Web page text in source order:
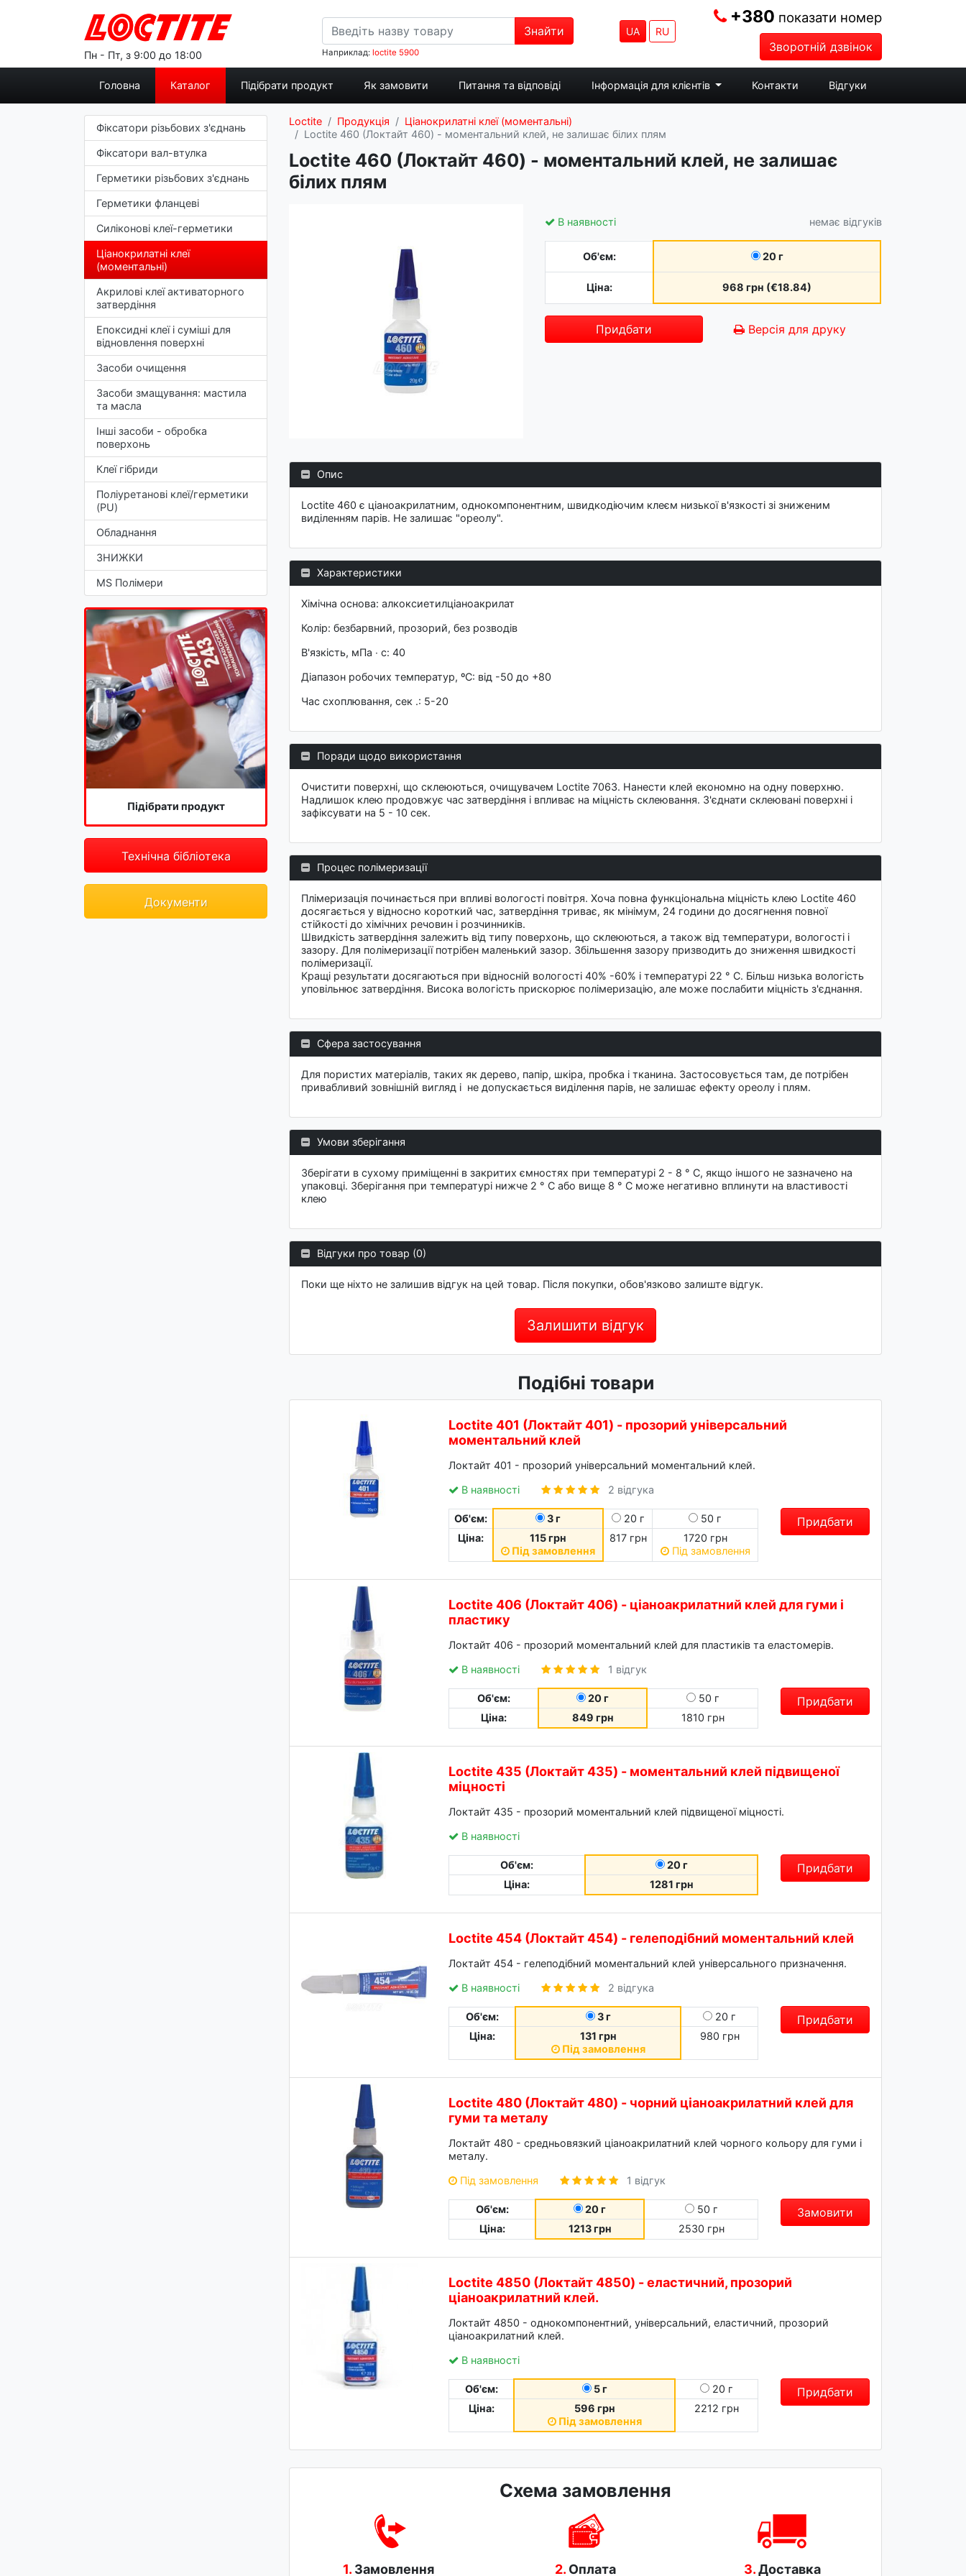
Пн - Пт, з 9:00 до 18:00
Знайти
Наприклад: loctite 5900
UA RU
+380 показати номер
Зворотній дзвінок
Головна Каталог Підібрати продукт Як замовити Питання та відповіді Інформація для клієнтів Контакти Відгуки
Фіксатори різьбових з'єднань
Фіксатори вал-втулка
Герметики різьбових з'єднань
Герметики фланцеві
Силіконові клеї-герметики
Ціанокрилатні клеї
(моментальні)
Акрилові клеї активаторного
затвердіння
Епоксидні клеї і суміші для
відновлення поверхні
Засоби очищення
Засоби змащування: мастила
та масла
Інші засоби - обробка
поверхонь
Клеї гібриди
Поліуретанові клеї/герметики
(PU)
Обладнання
ЗНИЖКИ
MS Полімери
Підібрати продукт
Технічна бібліотека
Документи
Loctite Продукція
Ціанокрилатні клеї (моментальні)
Loctite 460 (Локтайт 460) - моментальний клей, не залишає білих плям
Loctite 460 (Локтайт 460) - моментальний клей, не залишає
білих плям
немає відгуків
В наявності
Об'єм: 20 г
Ціна: 968 грн (€18.84)
Придбати Версія для друку
Опис
Loctite 460 є ціаноакрилатним, однокомпонентним, швидкодіючим клеєм низької в'язкості зі зниженим
виділенням парів. Не залишає "ореолу".
Характеристики
Хімічна основа: алкоксиетилціаноакрилат
Колір: безбарвний, прозорий, без розводів
В'язкість, мПа ∙ c: 40
Діапазон робочих температур, ºC: від -50 до +80
Час схоплювання, сек .: 5-20
Поради щодо використання
Очистити поверхні, що склеюються, очищувачем Loctite 7063. Нанести клей економно на одну поверхню.
Надлишок клею продовжує час затвердіння і впливає на міцність склеювання. З'єднати склеювані поверхні і
зафіксувати на 5 - 10 сек.
Процес полімеризації
Плімеризація починається при впливі вологості повітря. Хоча повна функціональна міцність клею Loctite 460
досягається у відносно короткий час, затвердіння триває, як мінімум, 24 години до досягнення повної
стійкості до хімічних речовин і розчинників.
Швидкість затвердіння залежить від типу поверхонь, що склеюються, а також від температури, вологості і
зазору. Для полімеризації потрібен маленький зазор. Збільшення зазору призводить до зниження швидкості
полімеризації.
Кращі результати досягаються при відносній вологості 40% -60% і температурі 22 ° С. Більш низька вологість
уповільнює затвердіння. Висока вологість прискорює полімеризацію, але може послабити міцність з'єднання.
Сфера застосування
Для пористих матеріалів, таких як дерево, папір, шкіра, пробка і тканина. Застосовується там, де потрібен
привабливий зовнішній вигляд і не допускається виділення парів, не залишає ефекту ореолу і плям.
Умови зберігання
Зберігати в сухому приміщенні в закритих ємностях при температурі 2 - 8 ° C, якщо іншого не зазначено на
упаковці. Зберігання при температурі нижче 2 ° C або вище 8 ° C може негативно вплинути на властивості
клею
Відгуки про товар (0)
Поки ще ніхто не залишив відгук на цей товар. Після покупки, обов'язково залиште відгук.
Залишити відгук
Подібні товари
Loctite 401 (Локтайт 401) - прозорий універсальний
моментальний клей
Локтайт 401 - прозорий універсальний моментальний клей.
В наявності
2 відгука
Об'єм: 3 г 20 г
50 г
Ціна:
115 грн
Під замовлення
817 грн
1720 грн
Під замовлення
Придбати
Loctite 406 (Локтайт 406) - ціаноакрилатний клей для гуми і
пластику
Локтайт 406 - прозорий моментальний клей для пластиків та еластомерів.
В наявності
1 відгук
Об'єм: 20 г
50 г
Ціна:
849 грн 1810 грн
Придбати
Loctite 435 (Локтайт 435) - моментальний клей підвищеної
міцності
Локтайт 435 - прозорий моментальний клей підвищеної міцності.
В наявності
Об'єм:
20 г
Ціна:
1281 грн
Придбати
Loctite 454 (Локтайт 454) - гелеподібний моментальний клей
Локтайт 454 - гелеподібний моментальний клей універсального призначення.
В наявності
2 відгука
Об'єм: 3 г
20 г
Ціна:
131 грн
Під замовлення
980 грн
Придбати
Loctite 480 (Локтайт 480) - чорний ціаноакрилатний клей для
гуми та металу
Локтайт 480 - средньовязкий ціаноакрилатний клей чорного кольору для гуми і
металу.
Під замовлення
1 відгук
Об'єм: 20 г
50 г
Ціна:
1213 грн 2530 грн
Замовити
Loctite 4850 (Локтайт 4850) - еластичний, прозорий
ціаноакрилатний клей.
Локтайт 4850 - однокомпонентний, універсальний, еластичний, прозорий
ціаноакрилатний клей.
В наявності
Об'єм: 5 г
20 г
Ціна:
596 грн
Під замовлення
2212 грн
Придбати
Схема замовлення
1. Замовлення 2.Оплата 3.Доставка